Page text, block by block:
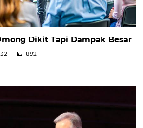
Dikit Tapi Dampak Besar
892